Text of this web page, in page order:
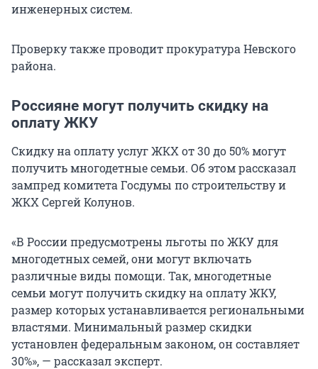
инженерных систем.
Проверку также проводит прокуратура Невского
района.
Россияне могут получить скидку на
оплату ЖКУ
Скидку на оплату услуг ЖКХ от 30 до 50% могут
получить многодетные семьи. Об этом рассказал
зампред комитета Госдумы по строительству и
ЖКХ Сергей Колунов.
«В России предусмотрены льготы по ЖКУ для
многодетных семей, они могут включать
различные виды помощи. Так, многодетные
семьи могут получить скидку на оплату ЖКУ,
размер которых устанавливается региональными
властями. Минимальный размер скидки
установлен федеральным законом, он составляет
30%», — рассказал эксперт.